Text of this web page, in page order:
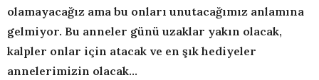
olamayacağız ama bu onları unutacağımız anlamına
gelmiyor. Bu anneler günü uzaklar yakın olacak,
kalpler onlar için atacak ve en şık hediyeler
annelerimizin olacak…